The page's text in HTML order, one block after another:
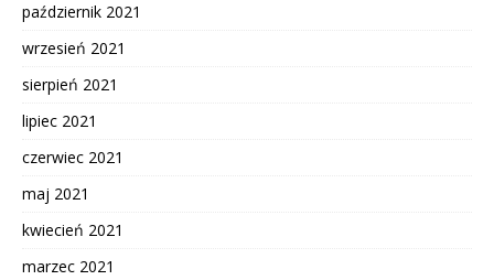
październik 2021
wrzesień 2021
sierpień 2021
lipiec 2021
czerwiec 2021
maj 2021
kwiecień 2021
marzec 2021